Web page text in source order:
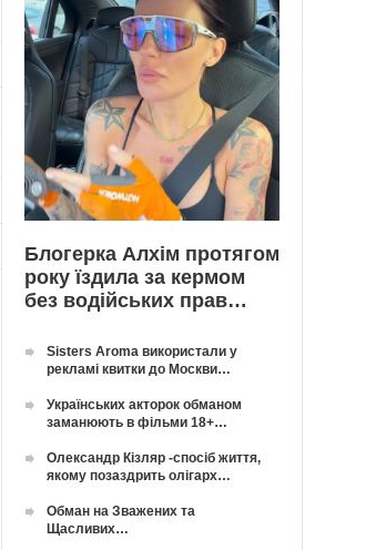
Блогерка Алхім протягом
року їздила за кермом
без водійських прав…
Sisters Aroma використали у
рекламі квитки до Москви…
Українських акторок обманом
заманюють в фільми 18+…
Олександр Кізляр -спосіб життя,
якому позаздрить олігарх…
Обман на Зважених та
Щасливих…